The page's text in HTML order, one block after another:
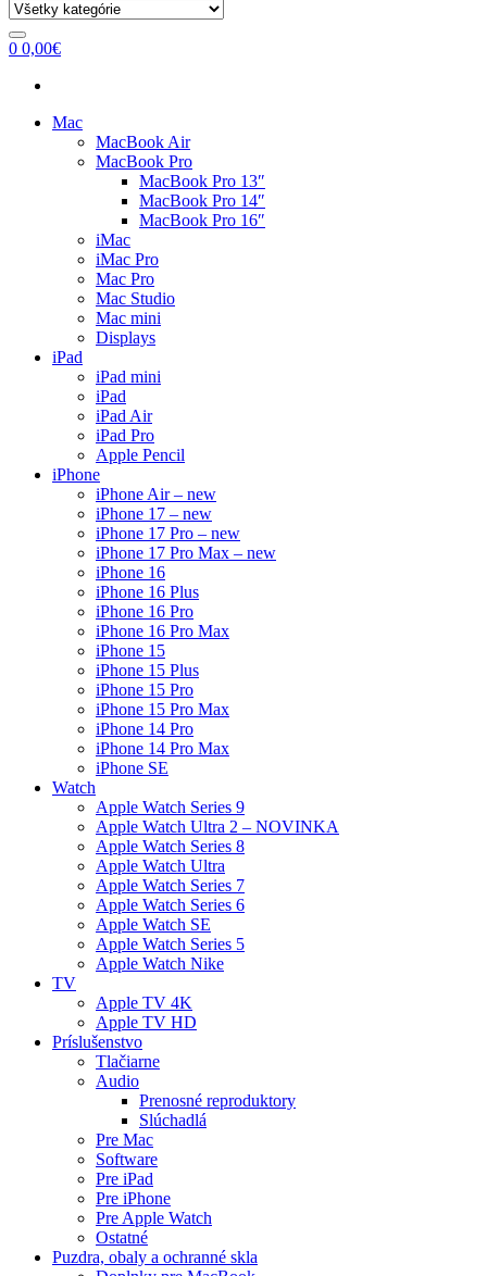
for:
0 0,00€
Mac
MacBook Air
MacBook Pro
MacBook Pro 13″
MacBook Pro 14″
MacBook Pro 16″
iMac
iMac Pro
Mac Pro
Mac Studio
Mac mini
Displays
iPad
iPad mini
iPad
iPad Air
iPad Pro
Apple Pencil
iPhone
iPhone Air – new
iPhone 17 – new
iPhone 17 Pro – new
iPhone 17 Pro Max – new
iPhone 16
iPhone 16 Plus
iPhone 16 Pro
iPhone 16 Pro Max
iPhone 15
iPhone 15 Plus
iPhone 15 Pro
iPhone 15 Pro Max
iPhone 14 Pro
iPhone 14 Pro Max
iPhone SE
Watch
Apple Watch Series 9
Apple Watch Ultra 2 – NOVINKA
Apple Watch Series 8
Apple Watch Ultra
Apple Watch Series 7
Apple Watch Series 6
Apple Watch SE
Apple Watch Series 5
Apple Watch Nike
TV
Apple TV 4K
Apple TV HD
Príslušenstvo
Tlačiarne
Audio
Prenosné reproduktory
Slúchadlá
Pre Mac
Software
Pre iPad
Pre iPhone
Pre Apple Watch
Ostatné
Puzdra, obaly a ochranné skla